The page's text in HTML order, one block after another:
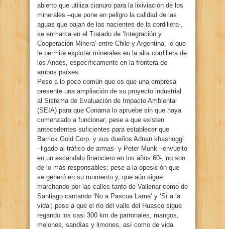
abierto que utiliza cianuro para la lixiviación de los
minerales –que pone en peligro la calidad de las
aguas que bajan de las nacientes de la cordillera-,
se enmarca en el Tratado de ‘Integración y
Cooperación Minera’ entre Chile y Argentina, lo que
le permite explotar minerales en la alta cordillera de
los Andes, específicamente en la frontera de
ambos países.
Pese a lo poco común que es que una empresa
presente una ampliación de su proyecto industrial
al Sistema de Evaluación de Impacto Ambiental
(SEIA) para que Conama lo apruebe sin que haya
comenzado a funcionar; pese a que existen
antecedentes suficientes para establecer que
Barrick Gold Corp. y sus dueños Adnan khashoggi
–ligado al tráfico de armas- y Peter Munk –envuelto
en un escándalo financiero en los años 60-, no son
de lo más responsables; pese a la oposición que
se generó en su momento y, que aún sigue
marchando por las calles tanto de Vallenar como de
Santiago cantando ‘No a Pascua Lama’ y ‘Sí a la
vida’; pese a que el río del valle del Huasco sigue
regando los casi 300 km de parronales, mangos,
melones, sandías y limones, así como de vida